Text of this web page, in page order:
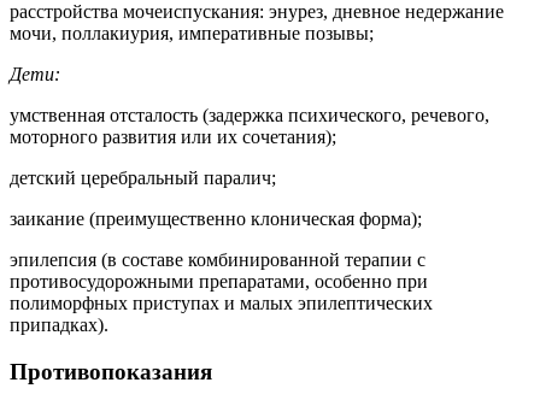
расстройства мочеиспускания: энурез, дневное недержание
мочи, поллакиурия, императивные позывы;
Дети:
умственная отсталость (задержка психического, речевого,
моторного развития или их сочетания);
детский церебральный паралич;
заикание (преимущественно клоническая форма);
эпилепсия (в составе комбинированной терапии с
противосудорожными препаратами, особенно при
полиморфных приступах и малых эпилептических
припадках).
Противопоказания